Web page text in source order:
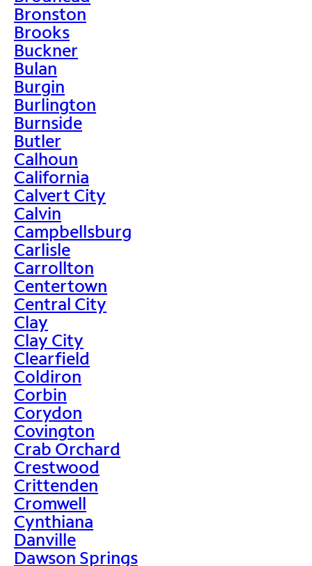
Bronston
Brooks
Buckner
Bulan
Burgin
Burlington
Burnside
Butler
Calhoun
California
Calvert City
Calvin
Campbellsburg
Carlisle
Carrollton
Centertown
Central City
Clay
Clay City
Clearfield
Coldiron
Corbin
Corydon
Covington
Crab Orchard
Crestwood
Crittenden
Cromwell
Cynthiana
Danville
Dawson Springs